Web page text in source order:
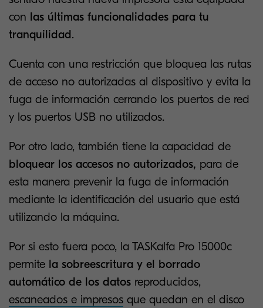
con las últimas funcionalidades para tu
tranquilidad.
Cuenta con una restricción que bloquea las rutas
de acceso no autorizadas al dispositivo y evita la
fuga de información cerrando los puertos de red
y los puertos USB no utilizados.
Por otro lado, también tiene la capacidad de
bloquear los accesos no autorizados, para de
esta manera prevenir la fuga de información
mediante la identificación del usuario que está
utilizando la máquina.
Por si esto fuera poco, la TASKalfa Pro 15000c
permite la sobreescritura y el borrado
automático de los datos reproducidos,
escaneados e impresos que quedan en el disco